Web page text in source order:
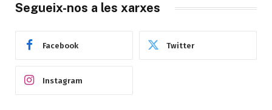
Segueix-nos a les xarxes
Facebook Twitter
Instagram